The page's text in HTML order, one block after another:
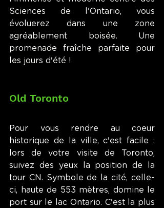
Sciences de l'Ontario, vous
évoluerez dans une zone
agréablement boisée. Une
promenade fraîche parfaite pour
les jours d'été !
Old Toronto
Pour vous rendre au coeur
historique de la ville, c'est facile :
lors de votre visite de Toronto,
suivez des yeux la position de la
tour CN. Symbole de la cité, celle-
ci, haute de 553 mètres, domine le
port sur le lac Ontario. C'est la plus